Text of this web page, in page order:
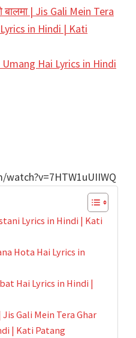
बालमा | Jis Gali Mein Tera
in Hindi | Kati
Umang Hai Lyrics in Hindi
Lyrics in Hindi | Kati
Hota Hai Lyrics in
Hai Lyrics in Hindi |
| Jis Gali Mein Tera Ghar
| Kati Patang